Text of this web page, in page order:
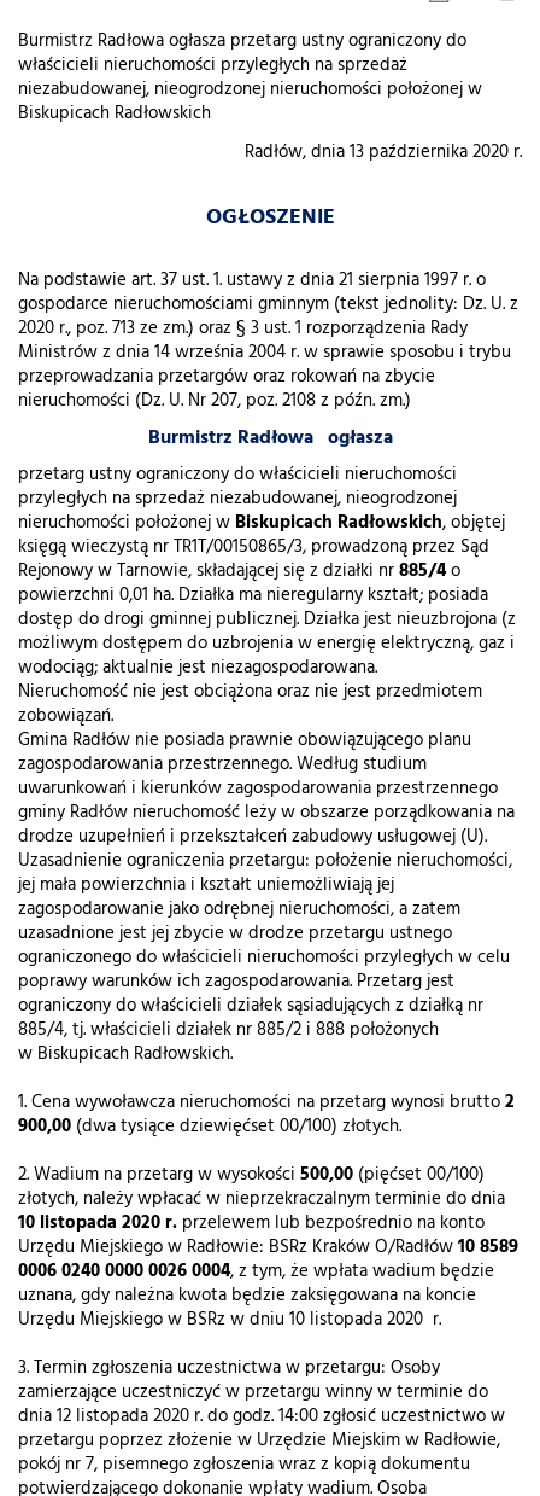
Burmistrz Radłowa ogłasza przetarg ustny ograniczony do
właścicieli nieruchomości przyległych na sprzedaż
niezabudowanej, nieogrodzonej nieruchomości położonej w
Biskupicach Radłowskich
Radłów, dnia 13 października 2020 r.
OGŁOSZENIE
Na podstawie art. 37 ust. 1. ustawy z dnia 21 sierpnia 1997 r. o
gospodarce nieruchomościami gminnym (tekst jednolity: Dz. U. z
2020 r., poz. 713 ze zm.) oraz § 3 ust. 1 rozporządzenia Rady
Ministrów z dnia 14 września 2004 r. w sprawie sposobu i trybu
przeprowadzania przetargów oraz rokowań na zbycie
nieruchomości (Dz. U. Nr 207, poz. 2108 z późn. zm.)
Burmistrz Radłowa ogłasza
przetarg ustny ograniczony do właścicieli nieruchomości
przyległych na sprzedaż niezabudowanej, nieogrodzonej
nieruchomości położonej w Biskupicach Radłowskich, objętej
księgą wieczystą nr TR1T/00150865/3, prowadzoną przez Sąd
Rejonowy w Tarnowie, składającej się z działki nr885/4o
powierzchni 0,01 ha. Działka ma nieregularny kształt; posiada
dostęp do drogi gminnej publicznej. Działka jest nieuzbrojona (z
możliwym dostępem do uzbrojenia w energię elektryczną, gaz i
wodociąg; aktualnie jest niezagospodarowana.
Nieruchomość nie jest obciążona oraz nie jest przedmiotem
zobowiązań.
Gmina Radłów nie posiada prawnie obowiązującego planu
zagospodarowania przestrzennego. Według studium
uwarunkowań i kierunków zagospodarowania przestrzennego
gminy Radłów nieruchomość leży w obszarze porządkowania na
drodze uzupełnień i przekształceń zabudowy usługowej (U).
Uzasadnienie ograniczenia przetargu: położenie nieruchomości,
jej mała powierzchnia i kształt uniemożliwiają jej
zagospodarowanie jako odrębnej nieruchomości, a zatem
uzasadnione jest jej zbycie w drodze przetargu ustnego
ograniczonego do właścicieli nieruchomości przyległych w celu
poprawy warunków ich zagospodarowania. Przetarg jest
ograniczony do właścicieli działek sąsiadujących z działką nr
885/4, tj. właścicieli działek nr 885/2 i 888 położonych
w Biskupicach Radłowskich.
1. Cena wywoławcza nieruchomości na przetarg wynosi brutto2
900,00 (dwa tysiące dziewięćset 00/100) złotych.
2. Wadium na przetarg w wysokości 500,00 (pięćset 00/100)
złotych, należy wpłacać w nieprzekraczalnym terminie do dnia
10 listopada 2020 r. przelewem lub bezpośrednio na konto
Urzędu Miejskiego w Radłowie: BSRz Kraków O/Radłów10 8589
0006 0240 0000 0026 0004, z tym, że wpłata wadium będzie
uznana, gdy należna kwota będzie zaksięgowana na koncie
Urzędu Miejskiego w BSRz w dniu 10 listopada 2020 r.
3. Termin zgłoszenia uczestnictwa w przetargu: Osoby
zamierzające uczestniczyć w przetargu winny w terminie do
dnia 12 listopada 2020 r. do godz. 14:00 zgłosić uczestnictwo w
przetargu poprzez złożenie w Urzędzie Miejskim w Radłowie,
pokój nr 7, pisemnego zgłoszenia wraz z kopią dokumentu
potwierdzającego dokonanie wpłaty wadium. Osoba